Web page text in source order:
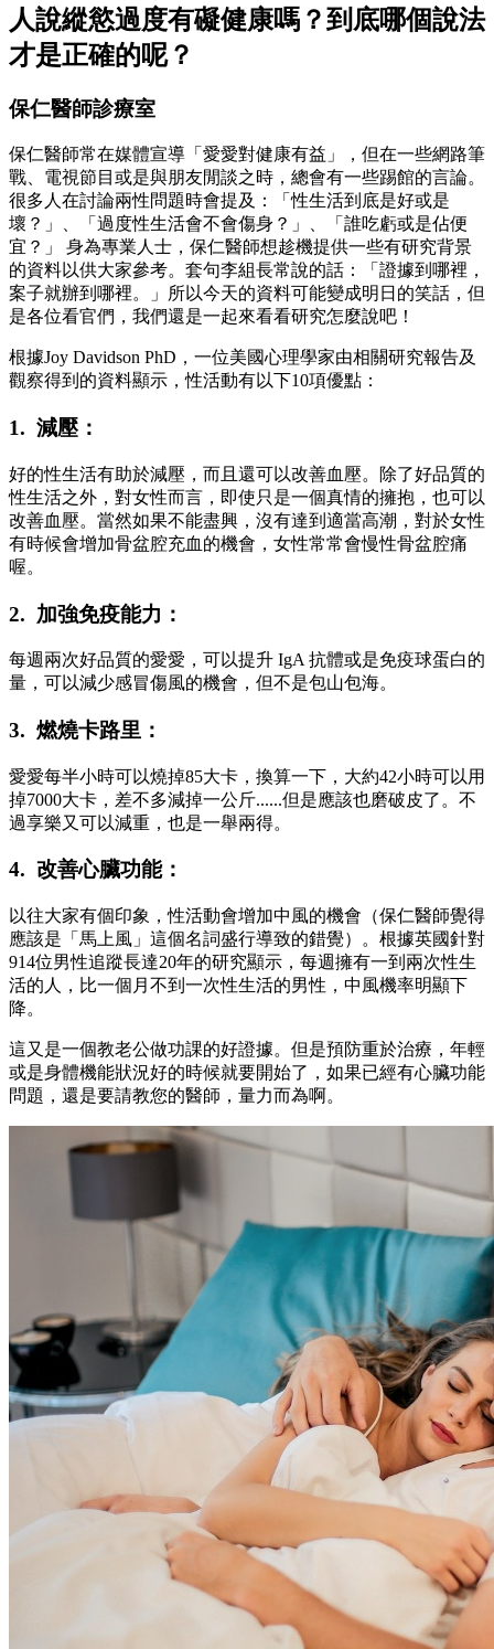
人說縱慾過度有礙健康嗎？到底哪個說法
才是正確的呢？
保仁醫師診療室
保仁醫師常在媒體宣導「愛愛對健康有益」，但在一些網路筆
戰、電視節目或是與朋友閒談之時，總會有一些踢館的言論。
很多人在討論兩性問題時會提及：「性生活到底是好或是
壞？」、「過度性生活會不會傷身？」、「誰吃虧或是佔便
宜？」 身為專業人士，保仁醫師想趁機提供一些有研究背景
的資料以供大家參考。套句李組長常說的話：「證據到哪裡，
案子就辦到哪裡。」所以今天的資料可能變成明日的笑話，但
是各位看官們，我們還是一起來看看研究怎麼說吧！
根據Joy Davidson PhD，一位美國心理學家由相關研究報告及
觀察得到的資料顯示，性活動有以下10項優點：
1. 減壓：
好的性生活有助於減壓，而且還可以改善血壓。除了好品質的
性生活之外，對女性而言，即使只是一個真情的擁抱，也可以
改善血壓。當然如果不能盡興，沒有達到適當高潮，對於女性
有時候會增加骨盆腔充血的機會，女性常常會慢性骨盆腔痛
喔。
2. 加強免疫能力：
每週兩次好品質的愛愛，可以提升 IgA 抗體或是免疫球蛋白的
量，可以減少感冒傷風的機會，但不是包山包海。
3. 燃燒卡路里：
愛愛每半小時可以燒掉85大卡，換算一下，大約42小時可以用
掉7000大卡，差不多減掉一公斤......但是應該也磨破皮了。不
過享樂又可以減重，也是一舉兩得。
4. 改善心臟功能：
以往大家有個印象，性活動會增加中風的機會（保仁醫師覺得
應該是「馬上風」這個名詞盛行導致的錯覺）。根據英國針對
914位男性追蹤長達20年的研究顯示，每週擁有一到兩次性生
活的人，比一個月不到一次性生活的男性，中風機率明顯下
降。
這又是一個教老公做功課的好證據。但是預防重於治療，年輕
或是身體機能狀況好的時候就要開始了，如果已經有心臟功能
問題，還是要請教您的醫師，量力而為啊。